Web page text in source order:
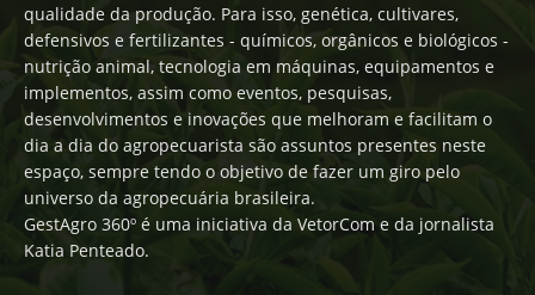
qualidade da produção. Para isso, genética, cultivares,
defensivos e fertilizantes - químicos, orgânicos e biológicos -
nutrição animal, tecnologia em máquinas, equipamentos e
implementos, assim como eventos, pesquisas,
desenvolvimentos e inovações que melhoram e facilitam o
dia a dia do agropecuarista são assuntos presentes neste
espaço, sempre tendo o objetivo de fazer um giro pelo
universo da agropecuária brasileira.
GestAgro 360º é uma iniciativa da VetorCom e da jornalista
Katia Penteado.